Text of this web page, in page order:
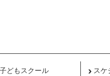
子どもスクール スケ